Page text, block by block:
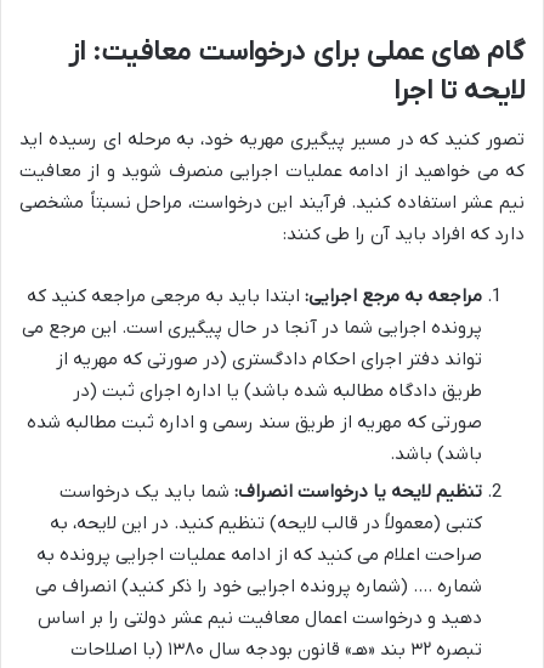
گام های عملی برای درخواست معافیت: از
لایحه تا اجرا
تصور کنید که در مسیر پیگیری مهریه خود، به مرحله ای رسیده اید
که می خواهید از ادامه عملیات اجرایی منصرف شوید و از معافیت
نیم عشر استفاده کنید. فرآیند این درخواست، مراحل نسبتاً مشخصی
دارد که افراد باید آن را طی کنند:
مراجعه به مرجع اجرایی: ابتدا باید به مرجعی مراجعه کنید که
پرونده اجرایی شما در آنجا در حال پیگیری است. این مرجع می
تواند دفتر اجرای احکام دادگستری (در صورتی که مهریه از
طریق دادگاه مطالبه شده باشد) یا اداره اجرای ثبت (در
صورتی که مهریه از طریق سند رسمی و اداره ثبت مطالبه شده
باشد) باشد.
تنظیم لایحه یا درخواست انصراف: شما باید یک درخواست
کتبی (معمولاً در قالب لایحه) تنظیم کنید. در این لایحه، به
صراحت اعلام می کنید که از ادامه عملیات اجرایی پرونده به
شماره …. (شماره پرونده اجرایی خود را ذکر کنید) انصراف می
دهید و درخواست اعمال معافیت نیم عشر دولتی را بر اساس
تبصره ۳۲ بند «هـ» قانون بودجه سال ۱۳۸۰ (با اصلاحات